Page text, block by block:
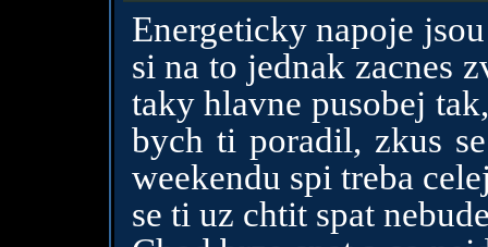
Energeticky napoje
si na to jednak zacnes
taky hlavne pusobej
bych ti poradil, zkus
weekendu spi treba
se ti uz chtit spat